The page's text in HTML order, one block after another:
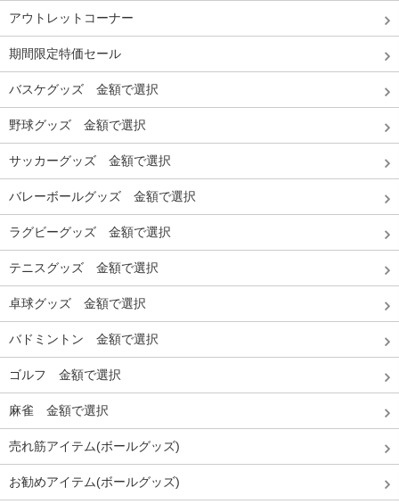
アウトレットコーナー
期間限定特価セール
バスケグッズ 金額で選択
野球グッズ 金額で選択
サッカーグッズ 金額で選択
バレーボールグッズ 金額で選択
ラグビーグッズ 金額で選択
テニスグッズ 金額で選択
卓球グッズ 金額で選択
バドミントン 金額で選択
ゴルフ 金額で選択
麻雀 金額で選択
売れ筋アイテム(ボールグッズ)
お勧めアイテム(ボールグッズ)